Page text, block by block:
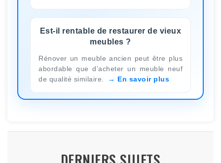
Est-il rentable de restaurer de vieux
meubles ?
Rénover un meuble ancien peut être plus
abordable que d’acheter un meuble neuf
de qualité similaire.
En savoir plus